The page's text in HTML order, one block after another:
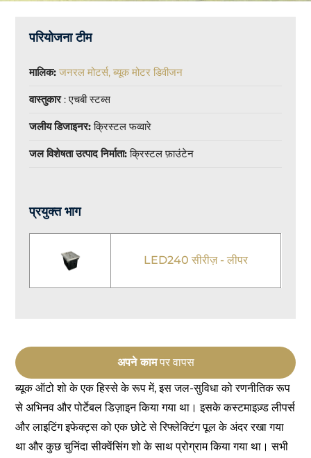
परियोजना टीम
मालिक: जनरल मोटर्स, ब्यूक मोटर डिवीजन
वास्तुकार: एचबी स्टब्स
जलीय डिजाइनर:क्रिस्टल फव्वारे
जल विशेषता उत्पाद निर्माता:क्रिस्टल फ़ाउंटेन
प्रयुक्त भाग
LED240 सीरीज़ - लीपर
अपने कामपर वापस
ब्यूक ऑटो शो के एक हिस्से के रूप में, इस जल-सुविधा को रणनीतिक रूप
से अभिनव और पोर्टेबल डिज़ाइन किया गया था। इसके कस्टमाइज़्ड लीपर्स
और लाइटिंग इफेक्ट्स को एक छोटे से रिफ्लेक्टिंग पूल के अंदर रखा गया
था और कुछ चुनिंदा सीक्वेंसिंग शो के साथ प्रोग्राम किया गया था। सभी